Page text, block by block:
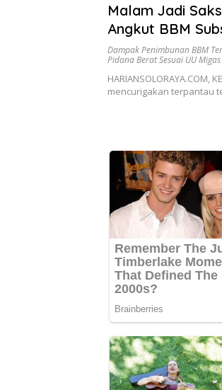
Malam Jadi
Angkut BBM
Dampak Penimbunan BBM
Pidana Berat Sesuai UU Migas
HARIANSOLORAYA.COM,
mencurigakan terpantau